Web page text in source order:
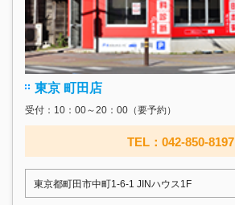
東京 町田店
受付：10：00～20：00（要予約）
TEL：042-850-8197
東京都町田市中町1-6-1 JINハウス1F